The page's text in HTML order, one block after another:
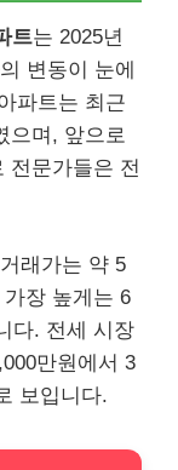
트는 2025년
변동이 눈에
파트는 최근
으며, 앞으로
전문가들은 전
래가는 약 5
장 높게는 6
다. 전세 시장
만원에서 3
보입니다.